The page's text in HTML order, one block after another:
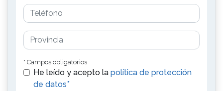
* Campos obligatorios
He leído y acepto la política de protección
de datos*